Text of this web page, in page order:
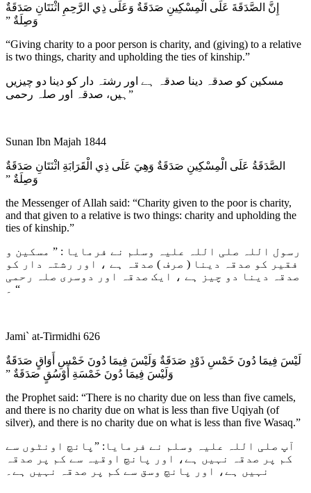
إِنَّ الصَّدَقَةَ عَلَى الْمِسْكِينِ صَدَقَةٌ وَعَلَى ذِي الرَّحِمِ اثْنَتَانِ صَدَقَةٌ
وَصِلَةٌ ‏”‏
“Giving charity to a poor person is charity, and (giving) to a relative
is two things, charity and upholding the ties of kinship.”
مسکین کو صدقہ دینا صدقہ ہے اور رشتہ دار کو دینا دو چیزیں
ہیں، صدقہ اور صلہ رحمی”
Sunan Ibn Majah 1844
الصَّدَقَةُ عَلَى الْمِسْكِينِ صَدَقَةٌ وَهِيَ عَلَى ذِي الْقَرَابَةِ اثْنَتَانِ صَدَقَةٌ
the Messenger of Allah said: “Charity given to the poor is charity,
and that given to a relative is two things: charity and upholding the
ties of kinship.”
رسول اللہ صلی اللہ علیہ وسلم نے فرمایا : ” مسکین و
فقیر کو صدقہ دینا ( صرف ) صدقہ ہے ، اور رشتہ دار کو
صدقہ دینا دو چیز ہے ، ایک صدقہ اور دوسری صلہ رحمی
“ ۔
Jami` at-Tirmidhi 626
لَيْسَ فِيمَا دُونَ خَمْسِ ذَوْدٍ صَدَقَةٌ وَلَيْسَ فِيمَا دُونَ خَمْسِ أَوَاقٍ صَدَقَةٌ
وَلَيْسَ فِيمَا دُونَ خَمْسَةِ أَوْسُقٍ صَدَقَةٌ ‏”‏
the Prophet said: “There is no charity due on less than five camels,
and there is no charity due on what is less than five Uqiyah (of
silver), and there is no charity due on what is less than five Wasaq.”
آپ صلی اللہ علیہ وسلم نے فرمایا: ”پانچ اونٹوں سے
کم پر صدقہ نہیں ہے، اور پانچ اوقیہ سے کم پر صدقہ
نہیں ہے، اور پانچ وسق سے کم پر صدقہ نہیں ہے۔